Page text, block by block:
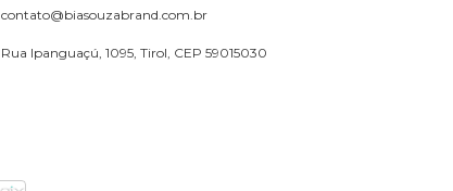
contato@biasouzabrand.com.br
Rua Ipanguaçú, 1095, Tirol, CEP 59015030